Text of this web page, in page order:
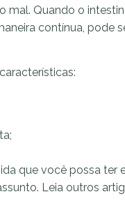
mal. Quando o
contínua, pode
que você possa ter
Leia outros